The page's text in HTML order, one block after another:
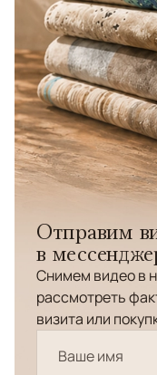
Отправим
в
Снимем видео в
рассмотреть
визита или